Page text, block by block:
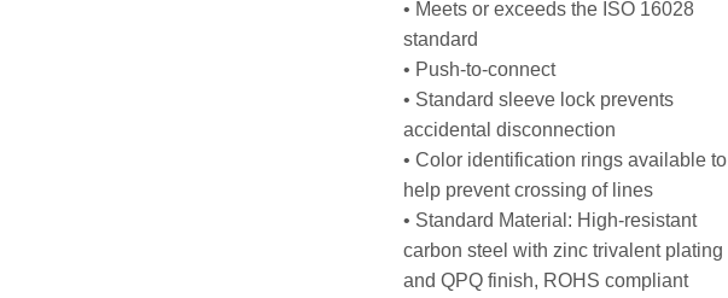
• Meets or exceeds the ISO 16028
standard
• Push-to-connect
• Standard sleeve lock prevents
accidental disconnection
• Color identification rings available to
help prevent crossing of lines
• Standard Material: High-resistant
carbon steel with zinc trivalent plating
and QPQ finish, ROHS compliant